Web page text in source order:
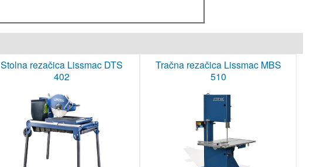
Stolna rezačica Lissmac DTS
402
Tračna rezačica Lissmac MBS
510